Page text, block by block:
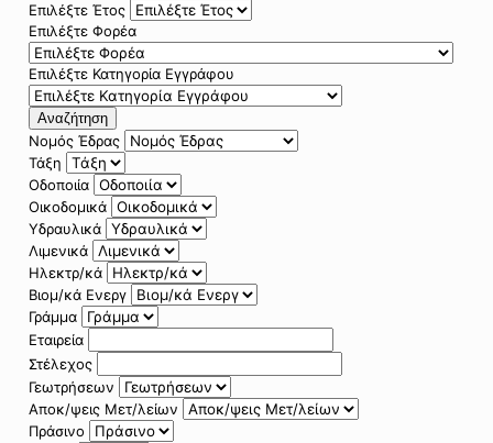
Επιλέξτε Έτος
Επιλέξτε Φορέα
Επιλέξτε Κατηγορία Εγγράφου
Αναζήτηση
Νομός Έδρας
Τάξη
Οδοποιία
Οικοδομικά
Υδραυλικά
Λιμενικά
Ηλεκτρ/κά
Βιομ/κά Ενεργ
Γράμμα
Εταιρεία
Στέλεχος
Γεωτρήσεων
Αποκ/ψεις Μετ/λείων
Πράσινο